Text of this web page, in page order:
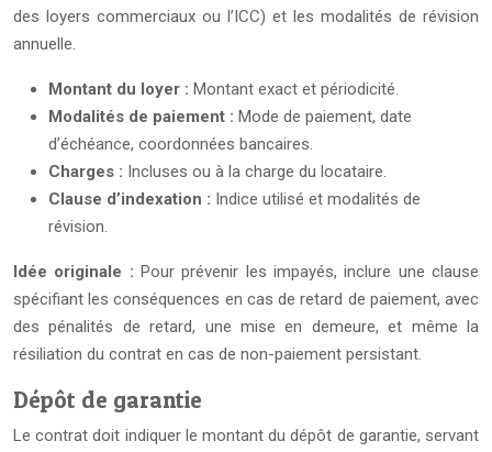
des loyers commerciaux ou l’ICC) et les modalités de révision
annuelle.
Montant du loyer : Montant exact et périodicité.
Modalités de paiement : Mode de paiement, date
d’échéance, coordonnées bancaires.
Charges : Incluses ou à la charge du locataire.
Clause d’indexation : Indice utilisé et modalités de
révision.
Idée originale : Pour prévenir les impayés, inclure une clause
spécifiant les conséquences en cas de retard de paiement, avec
des pénalités de retard, une mise en demeure, et même la
résiliation du contrat en cas de non-paiement persistant.
Dépôt de garantie
Le contrat doit indiquer le montant du dépôt de garantie, servant